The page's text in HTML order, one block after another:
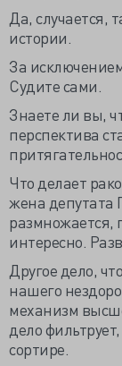
Да, случается,
истории.
За
Судите сами.
Знаете ли вы,
перспектива
Что делает
жена депутата
размножается,
интересно.
Другое дело,
нашего
механизм
дело
сортире.